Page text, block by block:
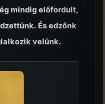
mindig előfordult,
És edzőnk
velünk.